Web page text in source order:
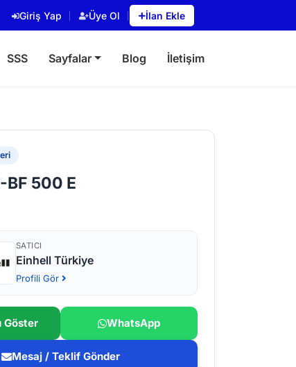
Giriş Yap Üye Ol İlan Ekle
SSS Sayfalar Blog İletişim
BF 500 E
SATICI
Einhell Türkiye
Profili Gör
Göster WhatsApp
Mesaj / Teklif Gönder